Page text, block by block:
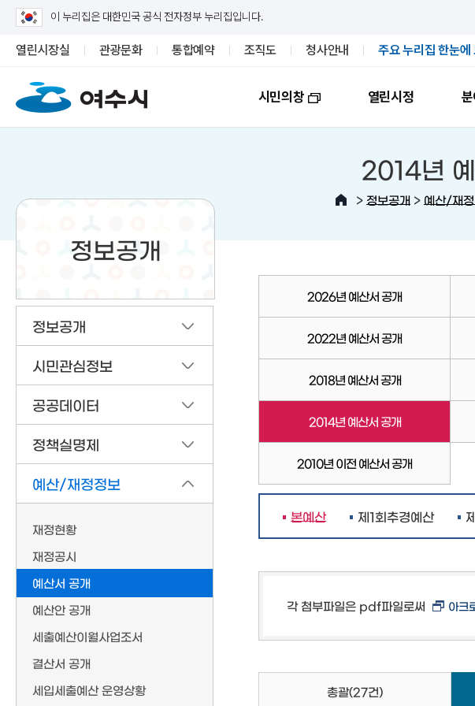
이 누리집은 대한민국 공식 전자정부 누리집입니다.
열린시장실 관광문화 통합예약 조직도 청사안내 주요 누리집 한눈에
시민의창 열린시정
정보공개
정보공개
시민관심정보
공공데이터
정책실명제
예산/재정정보
재정현황
재정공시
예산서 공개
예산안 공개
세출예산이월사업조서
결산서 공개
세입세출예산 운영상황
2014년
> 정보공개 > 예산/재
2026년 예산서 공개
2022년 예산서 공개
2018년 예산서 공개
2014년 예산서 공개
2010년 이전 예산서 공개
본예산 제1회추경예산
각 첨부파일은 pdf파일로써 아크
총괄(27건)